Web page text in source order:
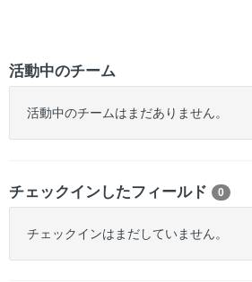
活動中のチーム
活動中のチームはまだありません。
チェックインしたフィールド 0
チェックインはまだしていません。